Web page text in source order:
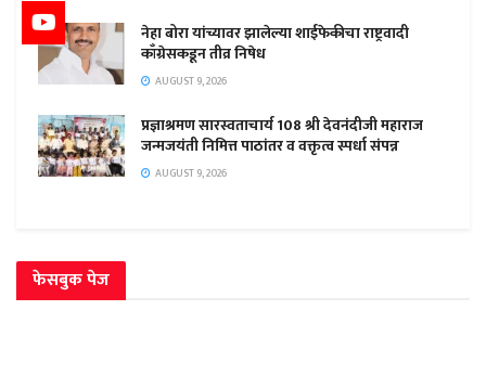
नेहा बोरा यांच्यावर झालेल्या शाईफेकीचा राष्ट्रवादी
काँग्रेसकडून तीव्र निषेध
AUGUST 9, 2026
प्रज्ञाश्रमण सारस्वताचार्य 108 श्री देवनंदीजी महाराज
जन्मजयंती निमित्त पाठांतर व वक्तृत्व स्पर्धा संपन्न
AUGUST 9, 2026
फेसबुक पेज